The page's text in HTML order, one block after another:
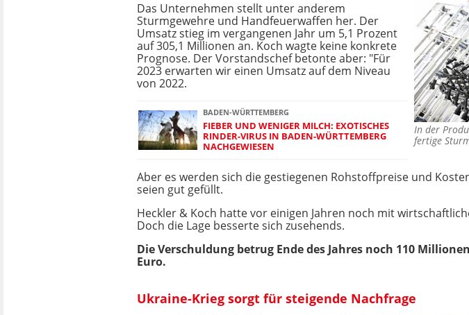
In der
fertige
Das Unternehmen stellt unter anderem
Sturmgewehre und Handfeuerwaffen her. Der
Umsatz stieg im vergangenen Jahr um 5,1 Prozent
auf 305,1 Millionen an. Koch wagte keine konkrete
Prognose. Der Vorstandschef betonte aber: "Für
2023 erwarten wir einen Umsatz auf dem Niveau
von 2022.
BADEN-WÜRTTEMBERG
FIEBER UND WENIGER MILCH: EXOTISCHES
RINDER-VIRUS IN BADEN-WÜRTTEMBERG
NACHGEWIESEN
Aber es werden sich die gestiegenen Rohstoffpreise und
seien gut gefüllt.
Heckler & Koch hatte vor einigen Jahren noch mit
Doch die Lage besserte sich zusehends.
Die Verschuldung betrug Ende des Jahres noch 110
Euro.
Ukraine-Krieg sorgt für steigende Nachfrage